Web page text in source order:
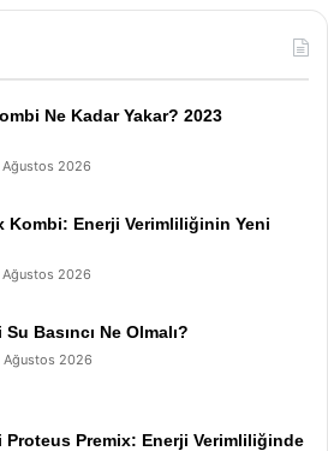
Ne Kadar Yakar? 2023
Ağustos 2026
Kombi: Enerji Verimliliğinin Yeni
Ağustos 2026
Basıncı Ne Olmalı?
Ağustos 2026
Proteus Premix: Enerji Verimliliğinde